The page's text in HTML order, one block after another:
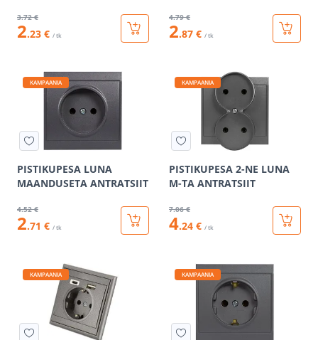
3.72 €
2.23 € / tk
4.79 €
2.87 € / tk
KAMPAANIA
PISTIKUPESA LUNA
MAANDUSETA ANTRATSIIT
4.52 €
2.71 € / tk
KAMPAANIA
PISTIKUPESA 2-NE LUNA
M-TA ANTRATSIIT
7.06 €
4.24 € / tk
KAMPAANIA KAMPAANIA